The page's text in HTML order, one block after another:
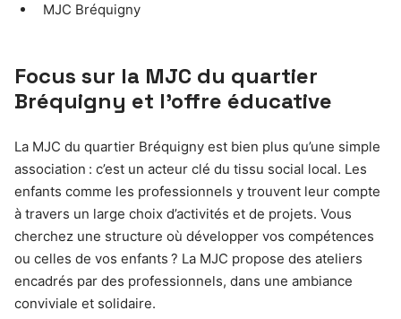
MJC Bréquigny
Focus sur la MJC du quartier
Bréquigny et l’offre éducative
La MJC du quartier Bréquigny est bien plus qu’une simple
association : c’est un acteur clé du tissu social local. Les
enfants comme les professionnels y trouvent leur compte
à travers un large choix d’activités et de projets. Vous
cherchez une structure où développer vos compétences
ou celles de vos enfants ? La MJC propose des ateliers
encadrés par des professionnels, dans une ambiance
conviviale et solidaire.